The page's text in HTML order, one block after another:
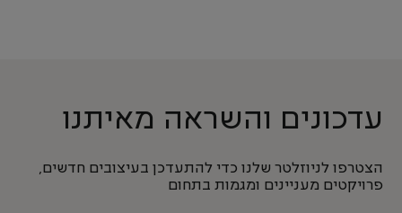
עדכונים והשראה מאיתנו
הצטרפו לניוזלטר שלנו כדי להתעדכן בעיצובים חדשים,
פרויקטים מעניינים ומגמות בתחום